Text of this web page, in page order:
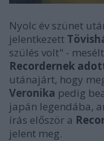
Nyolc év szünet
jelentkezett
szülés volt" -
Recordernek
utánajárt, hogy
Veronika pedig
japán legendába,
írás először a
jelent meg.